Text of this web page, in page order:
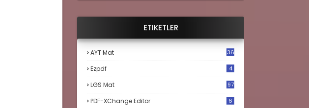
ETIKETLER
AYT Mat 36
Ezpdf 4
LGS Mat 97
PDF-XChange Editor 6